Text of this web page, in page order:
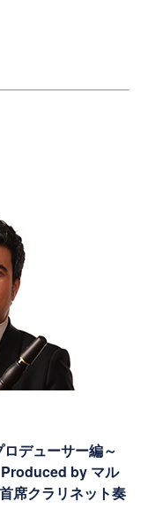
デューサー編～
Produced by マル
席クラリネット奏